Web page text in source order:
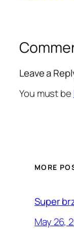
Leave a
You must be
MORE
Super
May 26,